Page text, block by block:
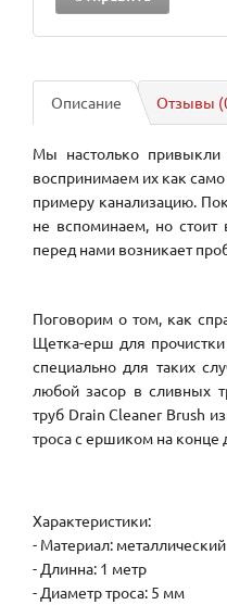
Описание Отзывы
Мы настолько привыкли
воспринимаем их как
примеру канализацию.
не вспоминаем, но стоит
перед нами возникает
Поговорим о том, как
Щетка-ерш для
специально для таких
любой засор в сливных
труб Drain Cleaner Brush
троса с ершиком на
Характеристики:
- Материал:
- Длинна: 1 метр
- Диаметр троса: 5 мм